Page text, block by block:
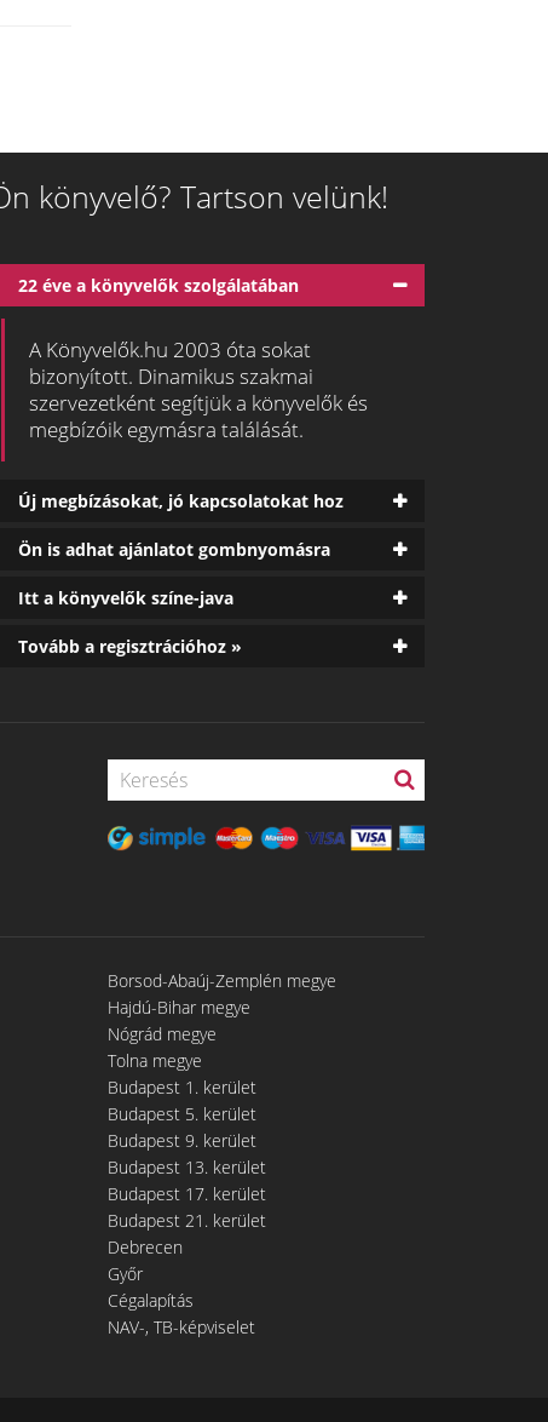
könyvelő? Tartson velünk!
22 éve a könyvelők szolgálatában
A Könyvelők.hu 2003 óta sokat
bizonyított. Dinamikus szakmai
szervezetként segítjük a könyvelők és
megbízóik egymásra találását.
Új megbízásokat, jó kapcsolatokat hoz
Ön is adhat ajánlatot gombnyomásra
Itt a könyvelők színe-java
Tovább a regisztrációhoz »
Borsod-Abaúj-Zemplén megye
Hajdú-Bihar megye
Nógrád megye
Tolna megye
Budapest 1. kerület
Budapest 5. kerület
Budapest 9. kerület
Budapest 13. kerület
Budapest 17. kerület
Budapest 21. kerület
Debrecen
Győr
Cégalapítás
NAV-, TB-képviselet